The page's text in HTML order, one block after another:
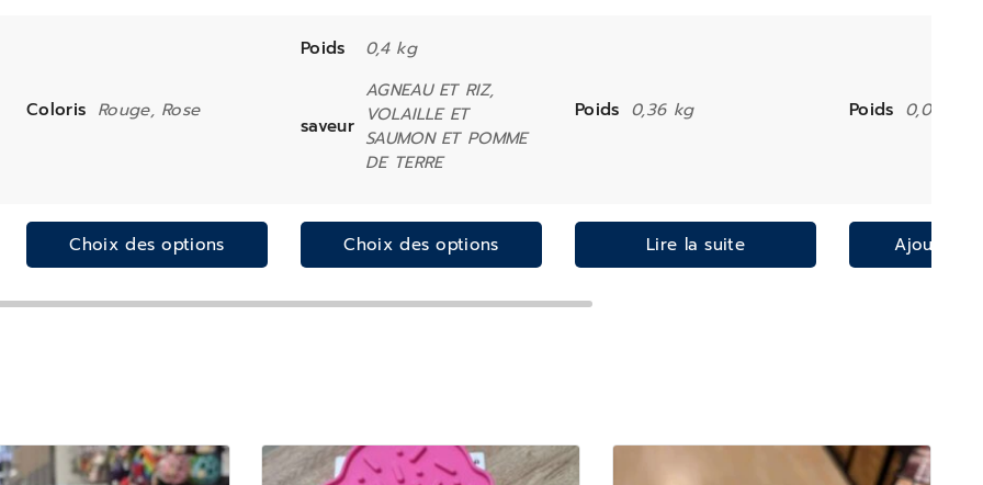
Coloris Rouge, Rose
Poids 0,4 kg
saveur
AGNEAU ET RIZ,
VOLAILLE ET
SAUMON ET POMME
DE TERRE
Poids 0,36 kg Poids 0,02 kg
Choix des options Choix des options Lire la suite Ajouter